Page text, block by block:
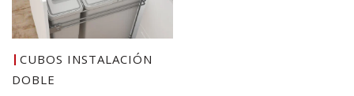
CUBOS INSTALACIÓN
DOBLE